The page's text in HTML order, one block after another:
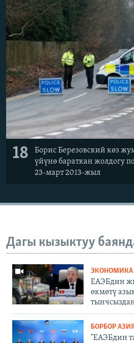
18
Борис Березовский көз
үйүнө бараткан жолдогу
23-март 2013-жыл
Дагы кызыктуу
ЭКОНОМИКА
ЕАЭБдин
өкмөтү
БОРБОР
"ЕАЭБдин